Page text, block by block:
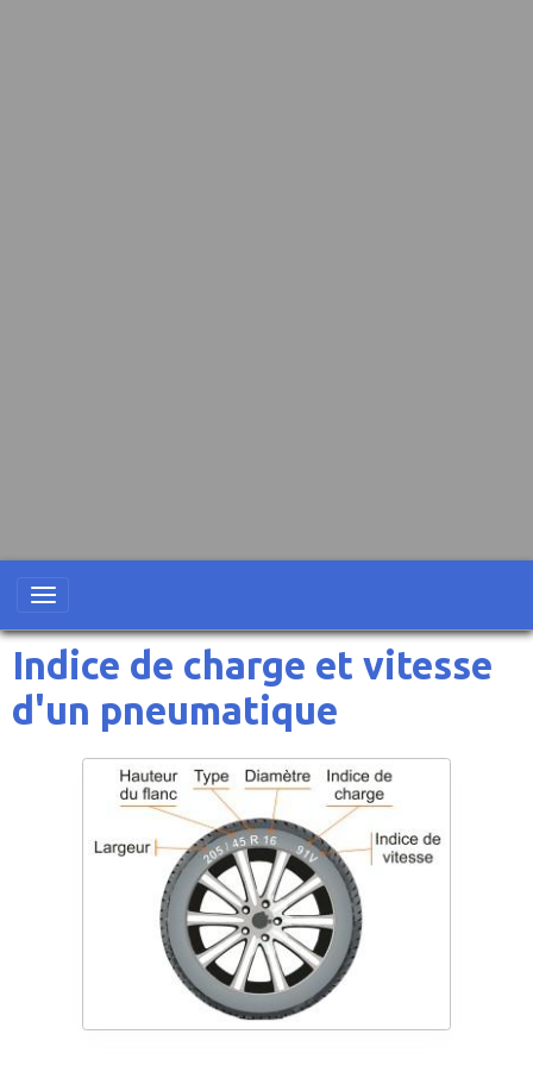
Indice de charge et vitesse
d'un pneumatique